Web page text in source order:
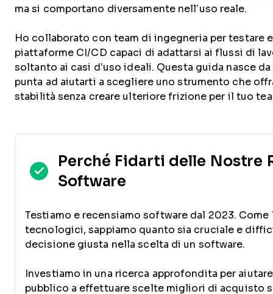
ma si comportano diversamente nell’uso reale.
Ho collaborato con team di ingegneria per testare
piattaforme CI/CD capaci di adattarsi ai flussi di
soltanto ai casi d’uso ideali. Questa guida nasce da
punta ad aiutarti a scegliere uno strumento che
stabilità senza creare ulteriore frizione per il tuo
Perché Fidarti delle Nostre
Software
Testiamo e recensiamo software dal 2023. Come
tecnologici, sappiamo quanto sia cruciale e
decisione giusta nella scelta di un software.
Investiamo in una ricerca approfondita per
pubblico a effettuare scelte migliori di acquisto